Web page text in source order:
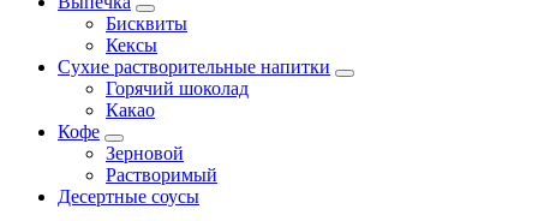
Бисквиты
Кексы
Сухие растворительные напитки
Горячий шоколад
Какао
Кофе
Зерновой
Растворимый
Десертные соусы